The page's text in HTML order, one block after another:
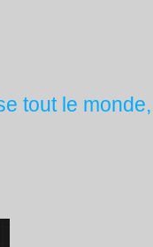
tout le